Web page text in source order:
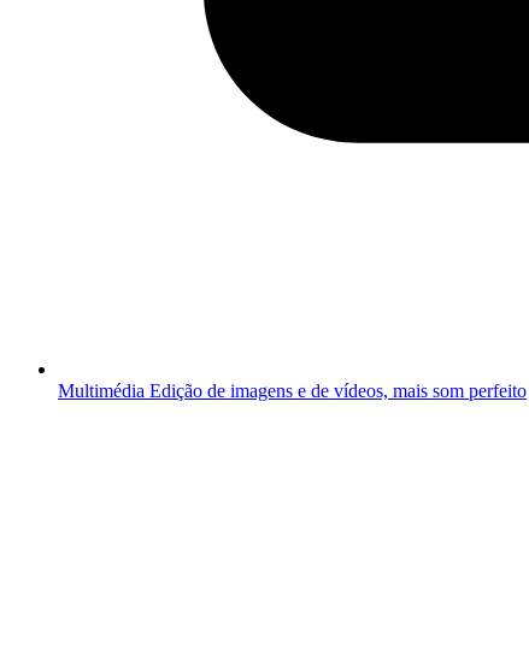
Multimédia Edição de imagens e de vídeos, mais som perfeito